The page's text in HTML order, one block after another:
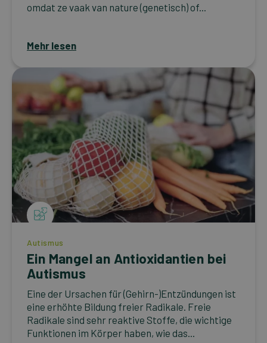
omdat ze vaak van nature (genetisch) of...
Mehr lesen
Autismus
Ein Mangel an Antioxidantien bei
Autismus
Eine der Ursachen für (Gehirn-)Entzündungen ist
eine erhöhte Bildung freier Radikale. Freie
Radikale sind sehr reaktive Stoffe, die wichtige
Funktionen im Körper haben, wie das...